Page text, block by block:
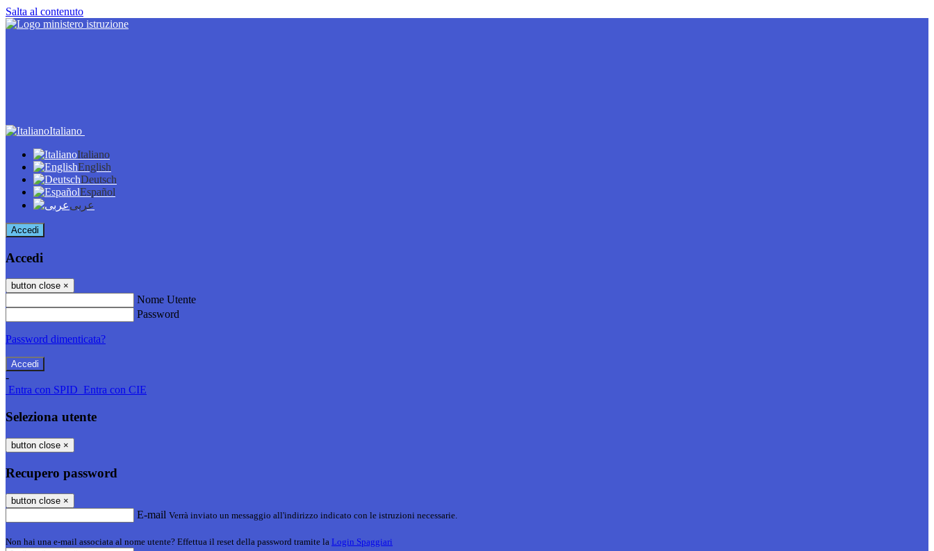
Salta al contenuto
Italiano
Italiano
English
Deutsch
Español
عربى
Accedi
Accedi
button close ×
Nome Utente
Password
Password dimenticata?
-
Entra con SPID Entra con CIE
Seleziona utente
button close ×
Recupero password
button close ×
E-mail Verrà inviato un messaggio all'indirizzo indicato con le istruzioni necessarie.
Non hai una e-mail associata al nome utente? Effettua il reset della password tramite la Login Spaggiari